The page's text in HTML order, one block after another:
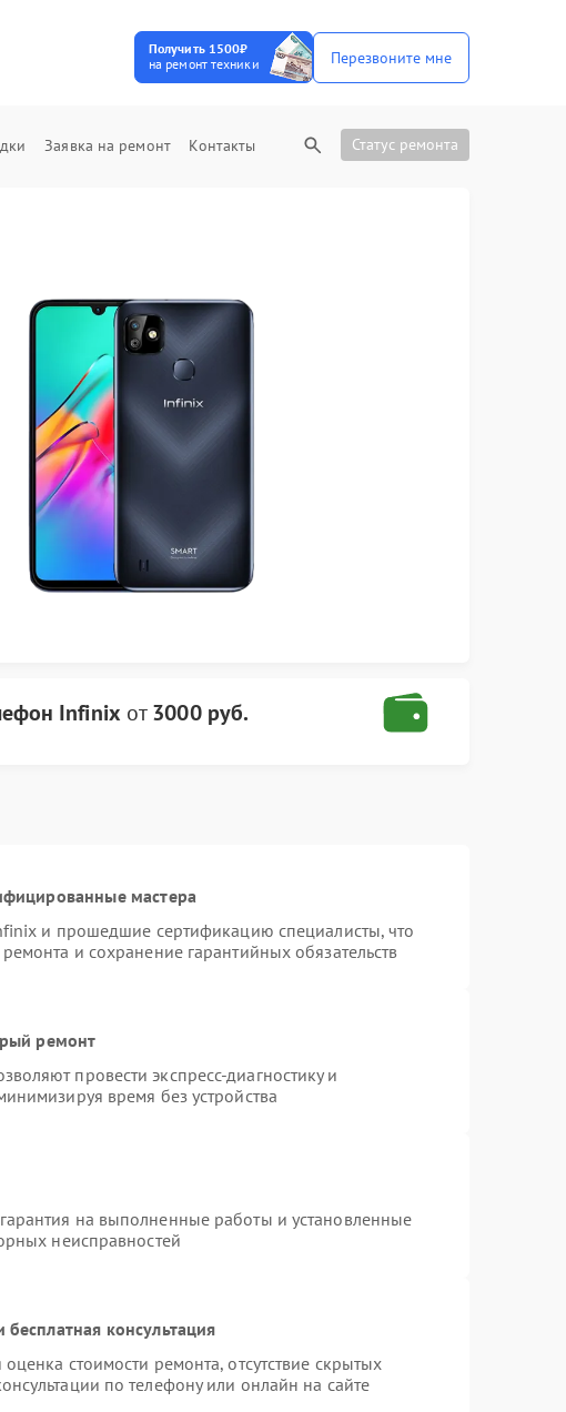
Получить 1500₽
на ремонт техники
Перезвоните мне
Заявка на ремонт Контакты Статус ремонта
Infinix от3000 руб.
мастера
и прошедшие сертификацию специалисты, что
и сохранение гарантийных обязательств
ремонт
провести экспресс-диагностику и
время без устройства
на выполненные работы и установленные
неисправностей
консультация
стоимости ремонта, отсутствие скрытых
по телефону или онлайн на сайте